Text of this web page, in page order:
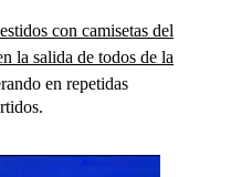
con camisetas del
la salida de todos de la
en repetidas